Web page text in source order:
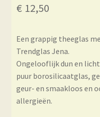
€ 12,50
Een grappig theeglas
Trendglas Jena.
Ongelooflijk dun en
puur borosilicaatglas,
geur- en smaakloos en
allergieën.